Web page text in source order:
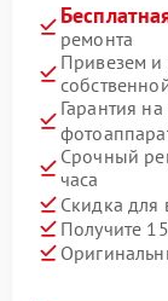
ремонта
Привезем и
Гарантия
Срочный
часа
Скидка для
Получите